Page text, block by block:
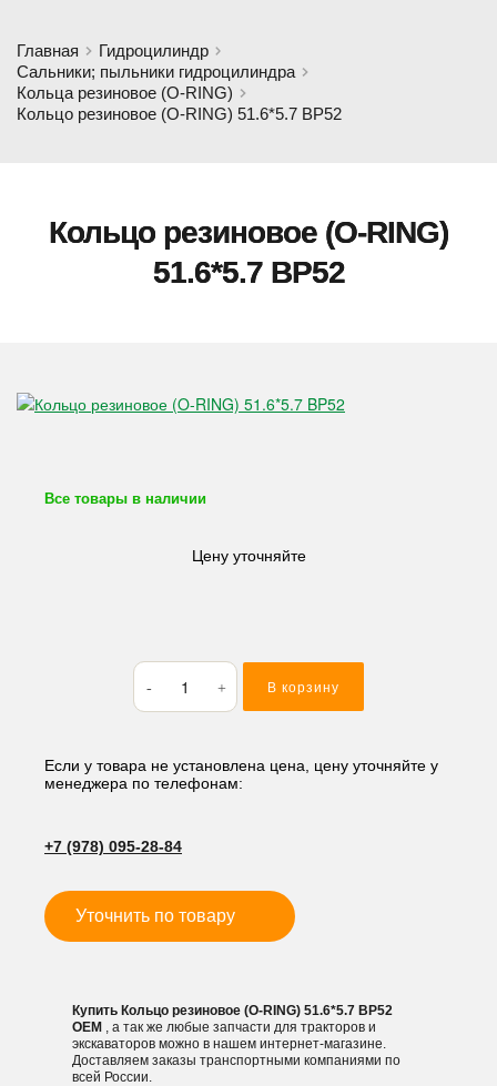
Главная
Гидроцилиндр
Сальники; пыльники гидроцилиндра
Кольца резиновое (O-RING)
Кольцо резиновое (O-RING) 51.6*5.7 BP52
Кольцо резиновое (O-RING)
51.6*5.7 BP52
Все товары в наличии
Цену уточняйте
Количество
товара
Кольцо
(O-
RING)
В корзину
Если у товара не установлена цена, цену уточняйте у
менеджера по телефонам:
+7 (978) 095-28-84
Уточнить по товару
Купить Кольцо резиновое (O-RING) 51.6*5.7 BP52
OEM , а так же любые запчасти для тракторов и
экскаваторов можно в нашем интернет-магазине.
Доставляем заказы транспортными компаниями по
всей России.